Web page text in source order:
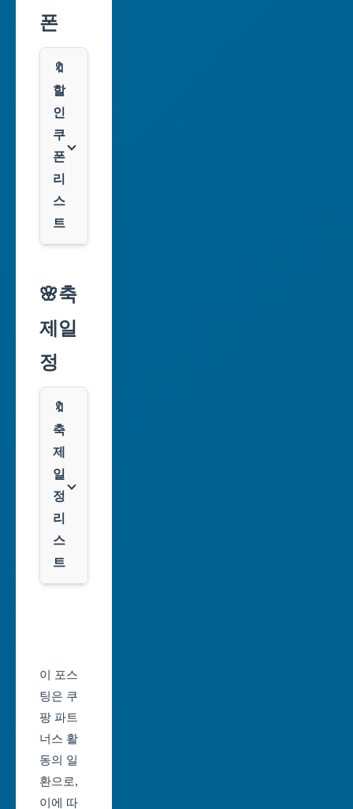
부
산
광
역
시
대
인
광
역
주
광
역
시
대
전
광
광
역
시
세
폰
🔖
할
인
쿠
폰
리
스
트
리
스
레
쿠
팡
클
룩
🌸축
제일
정
🔖
축
제
일
정
리
스
트
일
정
부
산
이 포스
팅은 쿠
팡 파트
너스 활
동의 일
환으로,
이에 따